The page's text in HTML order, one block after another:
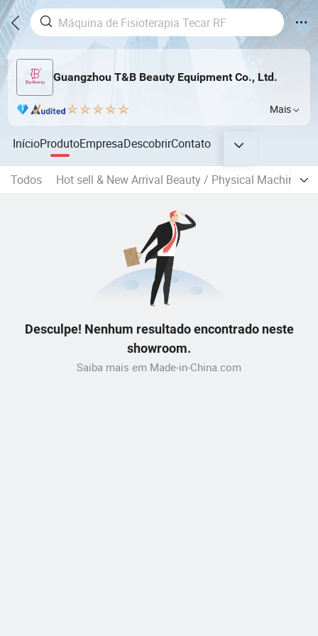
Guangzhou T&B Beauty Equipment Co., Ltd.
Mais
InícioProdutoEmpresaDescobrirContato
Todos Hot sell & New Arrival Beauty / Physical Machine
Desculpe! Nenhum resultado encontrado neste
showroom.
Saiba mais em Made-in-China.com